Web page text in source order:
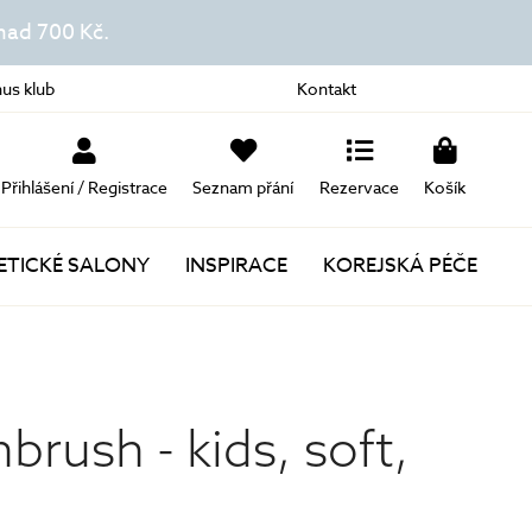
700 Kč.
klub Kontakt
Přihlášení / Registrace Seznam přání Rezervace Košík
Dárky k nákupu
SALONY INSPIRACE KOREJSKÁ PÉČE
- kids, soft,